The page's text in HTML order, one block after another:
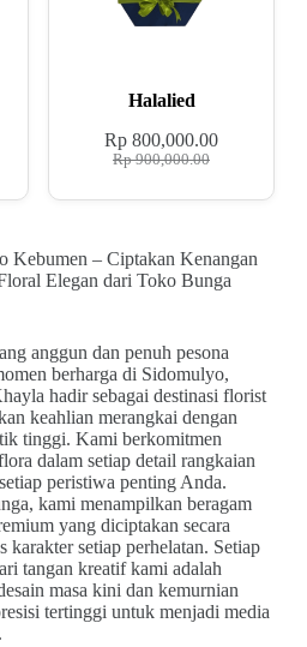
Halalied
Rp900,000.00
Rp 800,000.00
Kebumen – Ciptakan Kenangan
Elegan dari Toko Bunga
anggun dan penuh pesona
berharga di Sidomulyo,
hadir sebagai destinasi florist
keahlian merangkai dengan
tinggi. Kami berkomitmen
dalam setiap detail rangkaian
peristiwa penting Anda.
kami menampilkan beragam
yang diciptakan secara
karakter setiap perhelatan. Setiap
tangan kreatif kami adalah
masa kini dan kemurnian
tertinggi untuk menjadi media